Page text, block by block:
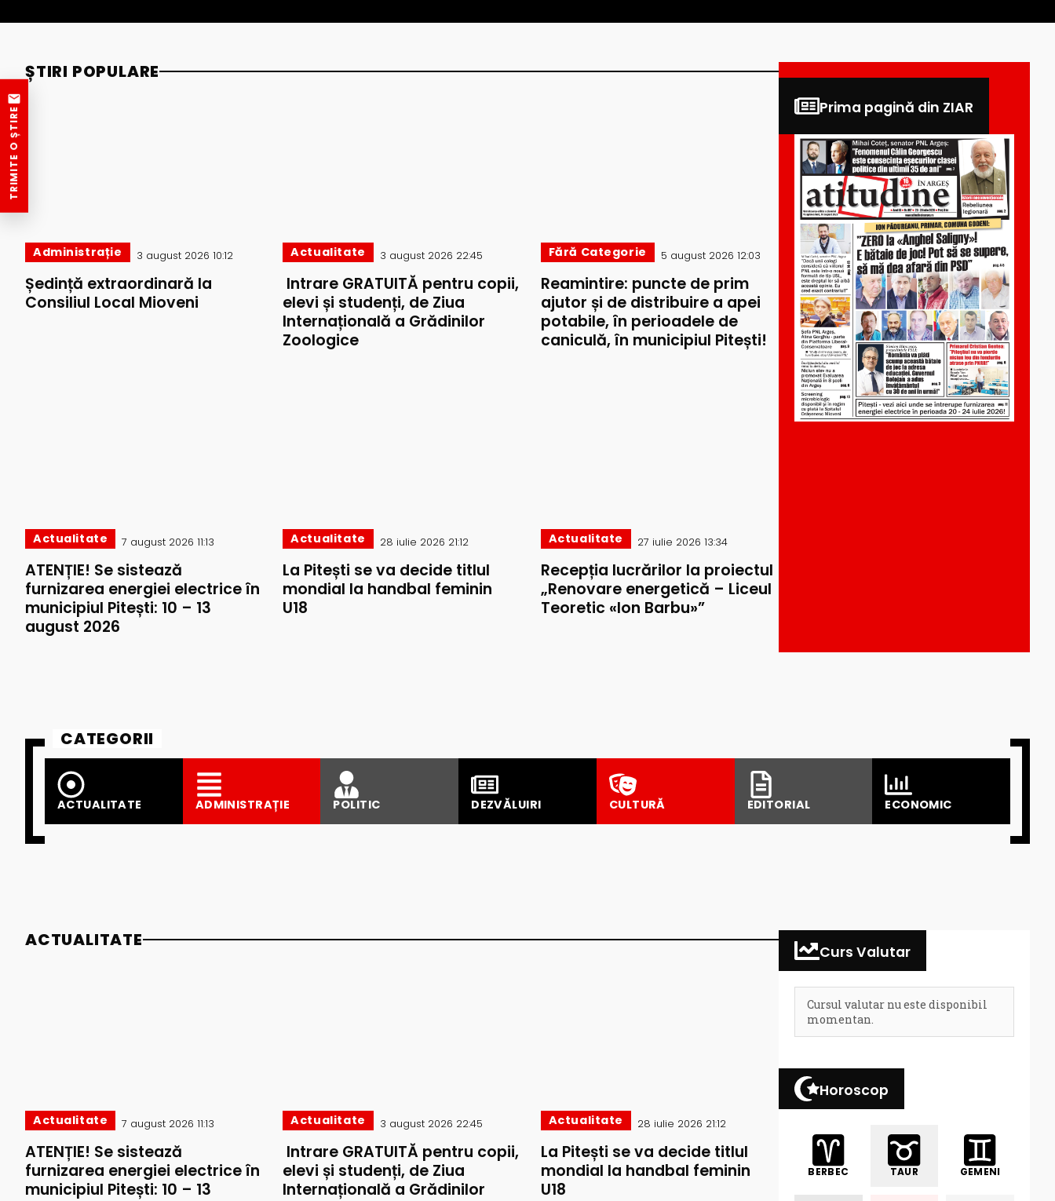
ȘTIRI POPULARE
Administrație 3 august 2026 10:12
Ședință extraordinară la
Consiliul Local Mioveni
Actualitate 3 august 2026 22:45
Intrare GRATUITĂ pentru copii,
elevi și studenți, de Ziua
Internațională a Grădinilor
Zoologice
Fără Categorie 5 august 2026 12:03
Reamintire: puncte de prim
ajutor și de distribuire a apei
potabile, în perioadele de
caniculă, în municipiul Pitești!
Actualitate 7 august 2026 11:13
ATENȚIE! Se sistează
furnizarea energiei electrice în
municipiul Pitești: 10 – 13
august 2026
Actualitate 28 iulie 2026 21:12
La Pitești se va decide titlul
mondial la handbal feminin
U18
Actualitate 27 iulie 2026 13:34
Recepția lucrărilor la proiectul
„Renovare energetică – Liceul
Teoretic «Ion Barbu»”
Prima pagină din ZIAR
CATEGORII
ACTUALITATE ADMINISTRAȚIE POLITIC DEZVĂLUIRI CULTURĂ EDITORIAL ECONOMIC
ACTUALITATE
Actualitate 7 august 2026 11:13
ATENȚIE! Se sistează
furnizarea energiei electrice în
municipiul Pitești: 10 – 13
Actualitate 3 august 2026 22:45
Intrare GRATUITĂ pentru copii,
elevi și studenți, de Ziua
Internațională a Grădinilor
Actualitate 28 iulie 2026 21:12
La Pitești se va decide titlul
mondial la handbal feminin
U18
Curs Valutar
Cursul valutar nu este disponibil
momentan.
Horoscop
BERBEC TAUR GEMENI
TRIMITE O ȘTIRE